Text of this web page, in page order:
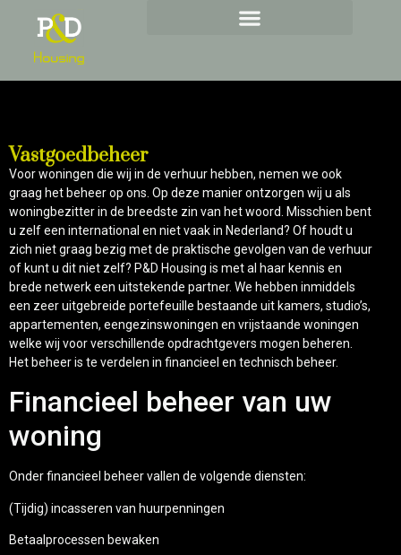
Vastgoedbeheer
Voor woningen die wij in de verhuur hebben, nemen we ook
graag het beheer op ons. Op deze manier ontzorgen wij u als
woningbezitter in de breedste zin van het woord. Misschien bent
u zelf een international en niet vaak in Nederland? Of houdt u
zich niet graag bezig met de praktische gevolgen van de verhuur
of kunt u dit niet zelf? P&D Housing is met al haar kennis en
brede netwerk een uitstekende partner. We hebben inmiddels
een zeer uitgebreide portefeuille bestaande uit kamers, studio’s,
appartementen, eengezinswoningen en vrijstaande woningen
welke wij voor verschillende opdrachtgevers mogen beheren.
Het beheer is te verdelen in financieel en technisch beheer.
Financieel beheer van uw
woning
Onder financieel beheer vallen de volgende diensten:
(Tijdig) incasseren van huurpenningen
Betaalprocessen bewaken